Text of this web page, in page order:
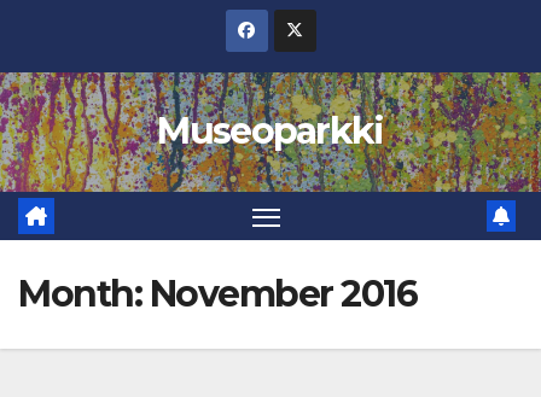
content
Museoparkki
Month: November 2016